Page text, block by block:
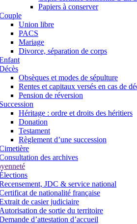
Papiers à conserver
Union libre
PACS
Mariage
Divorce, séparation de corps
Obsèques et modes de sépulture
Rentes et capitaux versés en cas de
Pension de réversion
Succession
Héritage : ordre et droits des héritiers
Donation
Testament
Règlement d’une succession
des archives
JDC & service national
de nationalité française
de casier judiciaire
Autorisation de sortie du territoire
d’attestation d’accueil